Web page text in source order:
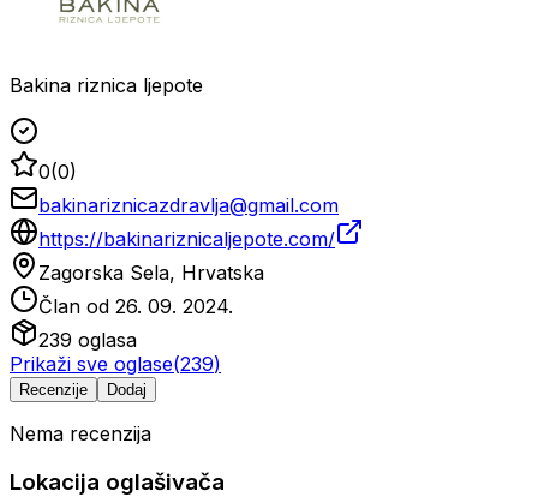
Bakina riznica ljepote
0(0)
bakinariznicazdravlja@gmail.com
https://bakinariznicaljepote.com/
Zagorska Sela, Hrvatska
Član od 26. 09. 2024.
239 oglasa
Prikaži sve oglase(239)
Recenzije Dodaj
Nema recenzija
Lokacija oglašivača